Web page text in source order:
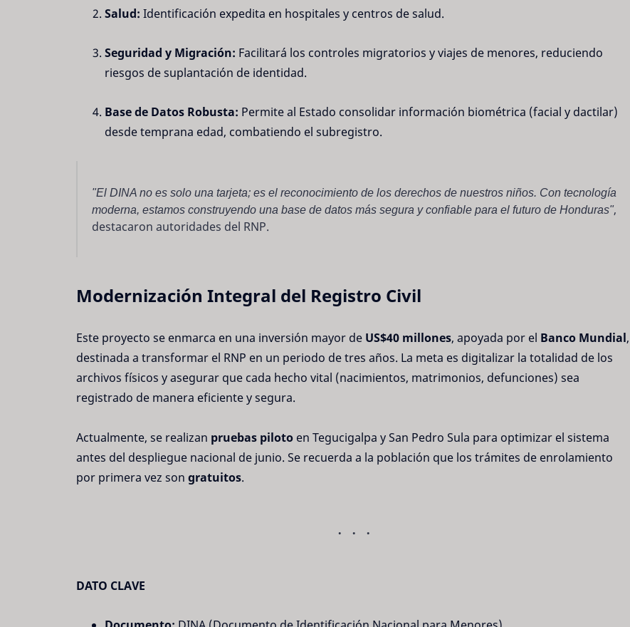
Salud: Identificación expedita en hospitales y centros de salud.
Seguridad y Migración: Facilitará los controles migratorios y viajes de menores, reduciendo
riesgos de suplantación de identidad.
Base de Datos Robusta: Permite al Estado consolidar información biométrica (facial y dactilar)
desde temprana edad, combatiendo el subregistro.
"El DINA no es solo una tarjeta; es el reconocimiento de los derechos de nuestros niños. Con tecnología
moderna, estamos construyendo una base de datos más segura y confiable para el futuro de Honduras",
destacaron autoridades del RNP.
Modernización Integral del Registro Civil
Este proyecto se enmarca en una inversión mayor de US$40 millones, apoyada por el Banco Mundial,
destinada a transformar el RNP en un periodo de tres años. La meta es digitalizar la totalidad de los
archivos físicos y asegurar que cada hecho vital (nacimientos, matrimonios, defunciones) sea
registrado de manera eficiente y segura.
Actualmente, se realizan pruebas piloto en Tegucigalpa y San Pedro Sula para optimizar el sistema
antes del despliegue nacional de junio. Se recuerda a la población que los trámites de enrolamiento
por primera vez son gratuitos.
DATO CLAVE